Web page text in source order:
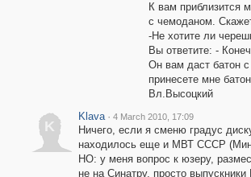
К вам приблизится
с чемоданом.
-Не хотите ли
Вы ответите: -
Он вам даст батон с
принесете мне
Вл.Высоцкий
K
Klava · 4 March 2010, 17:09
Ничего, если я сменю градус
находилось еще и МВТ СССР
НО: у меня вопрос к юзеру,
не на Синатру, просто